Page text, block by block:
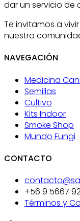
dar un servicio de
Te invitamos a
nuestra
NAVEGACIÓN
Medicina
Semillas
Cultivo
Kits Indoor
Smoke Shop
Mundo Fungi
CONTACTO
+56 9 5667
Términos y